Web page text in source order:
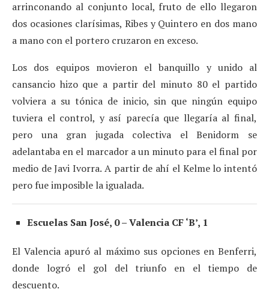
arrinconando al conjunto local, fruto de ello llegaron
dos ocasiones clarísimas, Ribes y Quintero en dos mano
a mano con el portero cruzaron en exceso.
Los dos equipos movieron el banquillo y unido al
cansancio hizo que a partir del minuto 80 el partido
volviera a su tónica de inicio, sin que ningún equipo
tuviera el control, y así parecía que llegaría al final,
pero una gran jugada colectiva el Benidorm se
adelantaba en el marcador a un minuto para el final por
medio de Javi Ivorra. A partir de ahí el Kelme lo intentó
pero fue imposible la igualada.
Escuelas San José, 0 – Valencia CF ‘B’, 1
El Valencia apuró al máximo sus opciones en Benferri,
donde logró el gol del triunfo en el tiempo de
descuento.